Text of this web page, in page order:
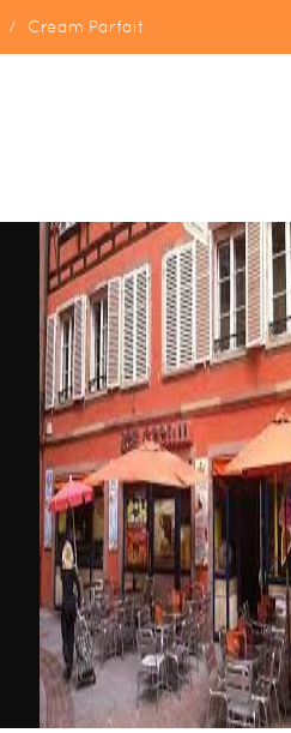
Cream Parfait